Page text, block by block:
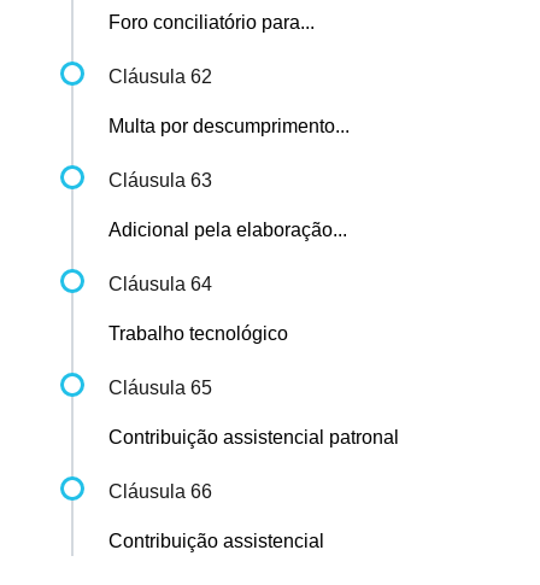
Foro conciliatório para...
Cláusula 62
Multa por descumprimento...
Cláusula 63
Adicional pela elaboração...
Cláusula 64
Trabalho tecnológico
Cláusula 65
Contribuição assistencial patronal
Cláusula 66
Contribuição assistencial